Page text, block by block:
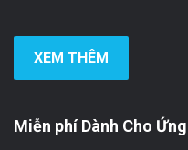
XEM THÊM
Miễn phí Dành Cho